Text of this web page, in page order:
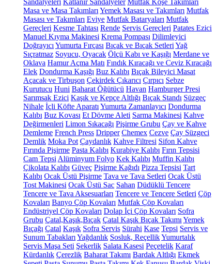
Sandalyeleri Katlanır Sandalyeler Mutfak Köşe Takımları
Masa ve Masa Takımları Yemek Masası ve Takımları Mutfak
Masası ve Takımları Eviye Mutfak Bataryaları Mutfak
Gereçleri Kesme Tahtası Rende Servis Gereçleri Patates Ezici
Manuel Kıyma Makinesi Krema Pompası Dilimleyici
Doğrayıcı Yumurta Fırçası Bıçak ve Bıçak Setleri Yağ
Sıçratmaz Soyucu, Oyacak Ölçü Kabı ve Kaşığı Merdane ve
Oklava Hamur Açma Matı Fındık Kıracağı ve Ceviz Kıracağı
Elek Dondurma Kaşığı Buz Kalıbı Bıçak Bileyici Masat
Açacak ve Tirbuşon Çekirdek Çıkarıcı Çırpıcı Sebze
Kurutucu Huni Baharat Öğütücü Havan Hamburger Presi
Sarımsak Ezici Kaşık ve Kepçe Altlığı Bıçak Standı Süzgeç
Nihale İçli Köfte Aparatı Yumurta Zamanlayıcı Dondurma
Kalıbı Buz Kovası Et Dövme Aleti Sarma Makinesi Kahve
Değirmenleri Limon Sıkacağı Pişirme Grubu Çay ve Kahve
Demleme French Press Dripper Chemex Cezve Çay Süzgeci
Demlik Moka Pot Çaydanlık Kahve Filtresi Sifon Kahve
Fırında Pişirme Pasta Kalıbı Kurabiye Kalıbı Fırın Tepsisi
Cam Tepsi Alüminyum Folyo Kek Kalıbı Muffin Kalıbı
Çikolata Kalıbı Güveç Pişirme Kağıdı Pizza Tepsisi Tart
Kalıbı Ocak Üstü Pişirme Tava ve Tava Setleri Ocak Üstü
Tost Makinesi Ocak Üstü Sac Sahan Düdüklü Tencere
Tencere ve Tava Aksesuarları Tencere ve Tencere Setleri Çöp
Kovaları Banyo Çöp Kovaları Mutfak Çöp Kovaları
Endüstriyel Çöp Kovaları Dolap İçi Çöp Kovaları Sofra
Grubu Çatal,Kaşık,Bıçak Çatal Kaşık Bıçak Takımı Yemek
Bıçağı Çatal Kaşık Sofra Servis Sürahi Kase Tepsi Servis ve
Sunum Tabakları Yağdanlık Sosluk, ReçellikYumurtalık
Servis Maşa Seti Şekerlik Salata Kasesi Peçetelik Karaf
Kürdanlık Çerezlik Baharat Takımı Bardak Altlığı Ekmek